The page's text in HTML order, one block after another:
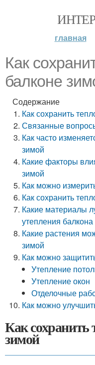
главная
Как
балконе
Содержание
Как сохранить
Связанные
Как часто
зимой
Какие факторы
зимой
Как можно
Как сохранить
Какие материалы
утепления
Какие растения
зимой
Как можно
Утепление
Утепление окон
Отделочные
Как можно
Как сохранить
зимой